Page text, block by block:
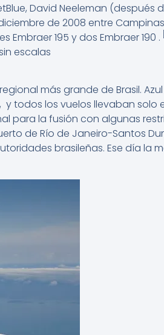
David Neeleman (después
de 2008 entre
195 y dos Embraer 190 .
escalas
más grande de Brasil.
y todos los vuelos llevaban solo
para la fusión con algunas
de Río de Janeiro-Santos
brasileñas. Ese día la